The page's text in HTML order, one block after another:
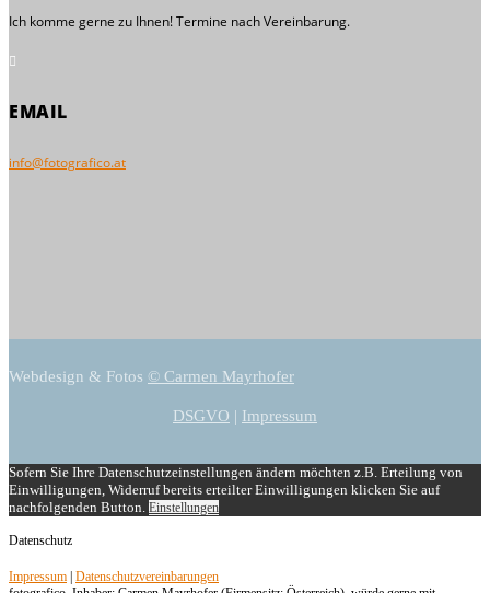
Ich komme gerne zu Ihnen! Termine nach Vereinbarung.

EMAIL
info@fotografico.at
Webdesign & Fotos © Carmen Mayrhofer
DSGVO | Impressum
Sofern Sie Ihre Datenschutzeinstellungen ändern möchten z.B. Erteilung von
Einwilligungen, Widerruf bereits erteilter Einwilligungen klicken Sie auf
nachfolgenden Button. Einstellungen
Datenschutz
Impressum Datenschutzvereinbarungen